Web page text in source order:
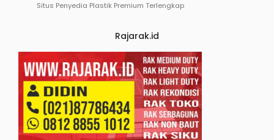
Situs Penyedia Plastik Premium Terlengkap
Rajarak.id